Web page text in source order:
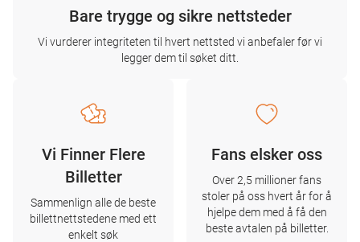
Bare trygge og sikre nettsteder
Vi vurderer integriteten til hvert nettsted vi anbefaler før vi
legger dem til søket ditt.
Vi Finner Flere
Billetter
Sammenlign alle de beste
billettnettstedene med ett
enkelt søk
Fans elsker oss
Over 2,5 millioner fans
stoler på oss hvert år for å
hjelpe dem med å få den
beste avtalen på billetter.